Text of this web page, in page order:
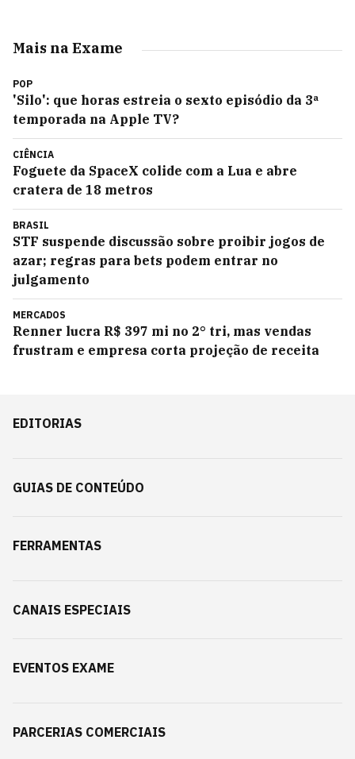
Mais na Exame
POP
'Silo': que horas estreia o sexto episódio da 3ª
temporada na Apple TV?
CIÊNCIA
Foguete da SpaceX colide com a Lua e abre
cratera de 18 metros
BRASIL
STF suspende discussão sobre proibir jogos de
azar; regras para bets podem entrar no
julgamento
MERCADOS
Renner lucra R$ 397 mi no 2° tri, mas vendas
frustram e empresa corta projeção de receita
EDITORIAS
GUIAS DE CONTEÚDO
FERRAMENTAS
CANAIS ESPECIAIS
EVENTOS EXAME
PARCERIAS COMERCIAIS